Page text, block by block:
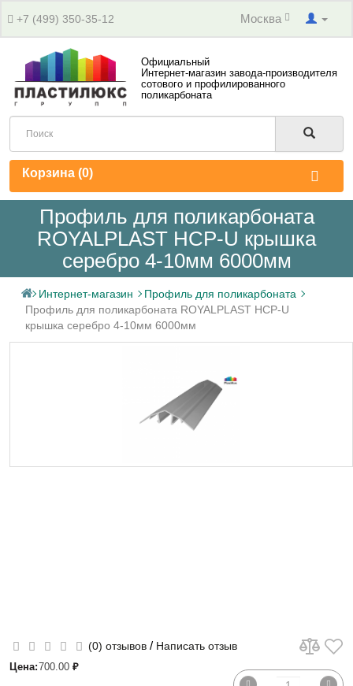
+7 (499) 350-35-12 Москва
Официальный
Интернет-магазин завода-производителя
сотового и профилированного
поликарбоната
Корзина (0)
Профиль для поликарбоната
ROYALPLAST HCP-U крышка
серебро 4-10мм 6000мм
Интернет-магазин
Профиль для поликарбоната
Профиль для поликарбоната ROYALPLAST HCP-U
крышка серебро 4-10мм 6000мм
(0) отзывов / Написать отзыв
Цена:700.00 ₽